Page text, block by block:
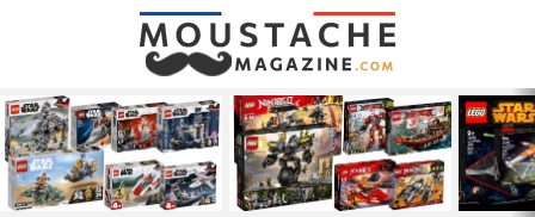
LATEST
STORIES